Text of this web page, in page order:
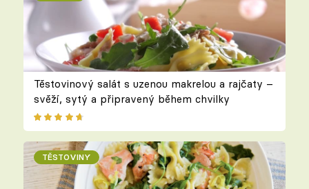
Těstovinový salát s uzenou makrelou a rajčaty –
svěží, sytý a připravený během chvilky
TĚSTOVINY